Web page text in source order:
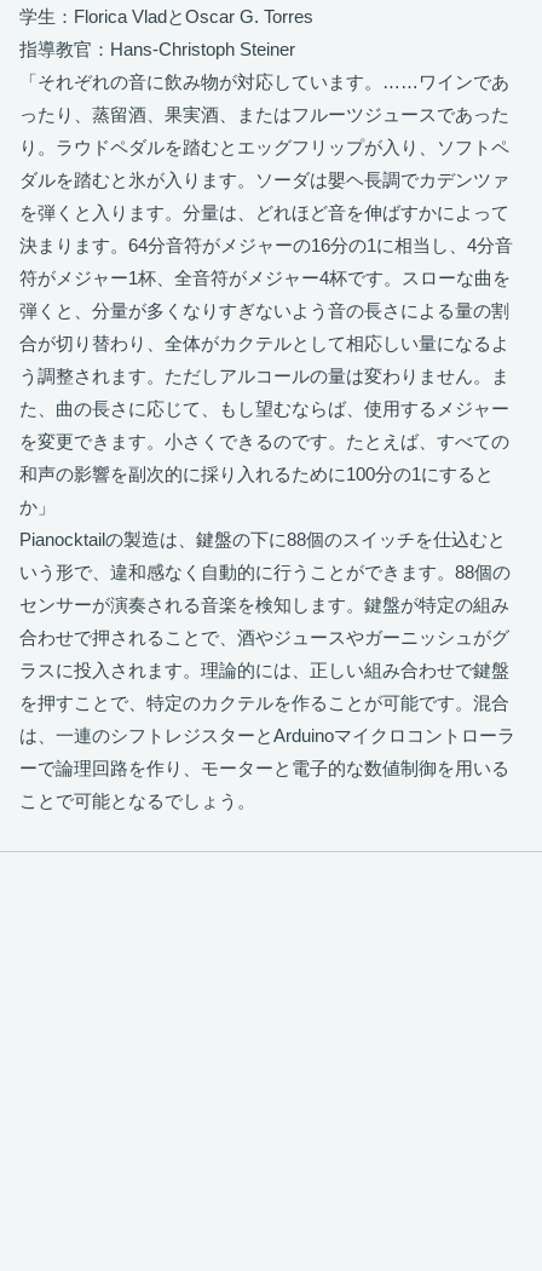
学生：Florica VladとOscar G. Torres
指導教官：Hans-Christoph Steiner
「それぞれの音に飲み物が対応しています。……ワインであ
ったり、蒸留酒、果実酒、またはフルーツジュースであった
り。ラウドペダルを踏むとエッグフリップが入り、ソフトペ
ダルを踏むと氷が入ります。ソーダは嬰ヘ長調でカデンツァ
を弾くと入ります。分量は、どれほど音を伸ばすかによって
決まります。64分音符がメジャーの16分の1に相当し、4分音
符がメジャー1杯、全音符がメジャー4杯です。スローな曲を
弾くと、分量が多くなりすぎないよう音の長さによる量の割
合が切り替わり、全体がカクテルとして相応しい量になるよ
う調整されます。ただしアルコールの量は変わりません。ま
た、曲の長さに応じて、もし望むならば、使用するメジャー
を変更できます。小さくできるのです。たとえば、すべての
和声の影響を副次的に採り入れるために100分の1にすると
か」
Pianocktailの製造は、鍵盤の下に88個のスイッチを仕込むと
いう形で、違和感なく自動的に行うことができます。88個の
センサーが演奏される音楽を検知します。鍵盤が特定の組み
合わせで押されることで、酒やジュースやガーニッシュがグ
ラスに投入されます。理論的には、正しい組み合わせで鍵盤
を押すことで、特定のカクテルを作ることが可能です。混合
は、一連のシフトレジスターとArduinoマイクロコントローラ
ーで論理回路を作り、モーターと電子的な数値制御を用いる
ことで可能となるでしょう。